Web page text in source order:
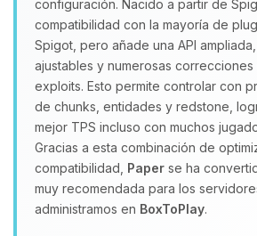
configuración. Nacido a partir de
compatibilidad con la mayoría de
Spigot, pero añade una API
ajustables y numerosas
exploits. Esto permite controlar con
de chunks, entidades y redstone,
mejor TPS incluso con muchos
Gracias a esta combinación de
compatibilidad, Paper se ha
muy recomendada para los
administramos en BoxToPlay.
hablar! Soy Choupy, tu
asistente de BoxToPlay.
que necesitas y moveré
pequenos circuitos para
07/08/2026 23:02